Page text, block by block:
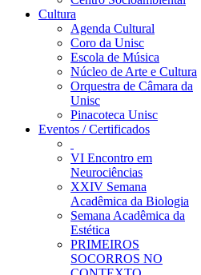
Cultura
Agenda Cultural
Coro da Unisc
Escola de Música
Núcleo de Arte e Cultura
Orquestra de Câmara da
Unisc
Pinacoteca Unisc
Eventos / Certificados
VI Encontro em
Neurociências
XXIV Semana
Acadêmica da Biologia
Semana Acadêmica da
Estética
PRIMEIROS
SOCORROS NO